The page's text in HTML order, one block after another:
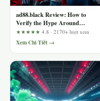
ad88.black Review: How to
Verify the Hype Around
Trending Casino Games
★★★★★ 4.8 · 2170+ lượt xem
Xem Chi Tiết →